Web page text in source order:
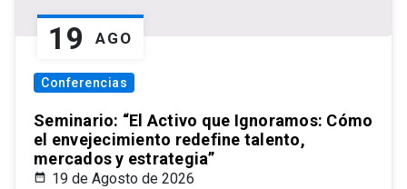
19 AGO
Conferencias
Seminario: “El Activo que Ignoramos: Cómo
el envejecimiento redefine talento,
mercados y estrategia”
19 de Agosto de 2026